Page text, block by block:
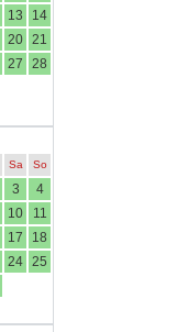
13
14
20 21
27 28
Sa So
3
4
10
11
17
18
24 25